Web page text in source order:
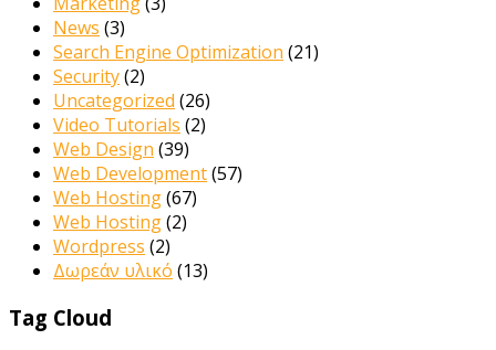
News (3)
Search Engine Optimization (21)
Security(2)
Uncategorized (26)
Video Tutorials (2)
Web Design (39)
Web Development(57)
Web Hosting(67)
Web Hosting(2)
Wordpress (2)
Δωρεάν υλικό (13)
Tag Cloud